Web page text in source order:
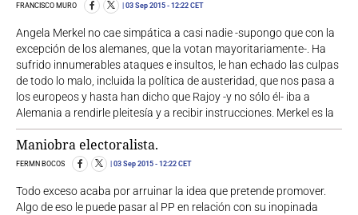
FRANCISCO MURO 03 Sep 2015 - 12:22 CET
Angela Merkel no cae simpática a casi nadie -supongo que con la
excepción de los alemanes, que la votan mayoritariamente-. Ha
sufrido innumerables ataques e insultos, le han echado las culpas
de todo lo malo, incluida la política de austeridad, que nos pasa a
los europeos y hasta han dicho que Rajoy -y no sólo él- iba a
Alemania a rendirle pleitesía y a recibir instrucciones. Merkel es la
Maniobra electoralista.
FERMN BOCOS 03 Sep 2015 - 12:22 CET
Todo exceso acaba por arruinar la idea que pretende promover.
Algo de eso le puede pasar al PP en relación con su inopinada